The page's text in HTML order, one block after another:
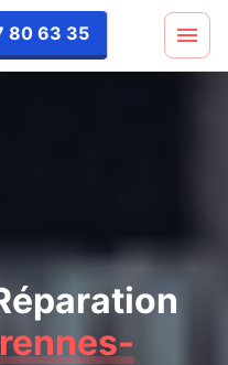
80 63 35